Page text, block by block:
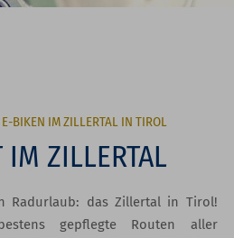
BIKEN IM ZILLERTAL IN TIROL
IM ZILLERTAL
Radurlaub: das Zillertal in Tirol!
gepflegte Routen aller